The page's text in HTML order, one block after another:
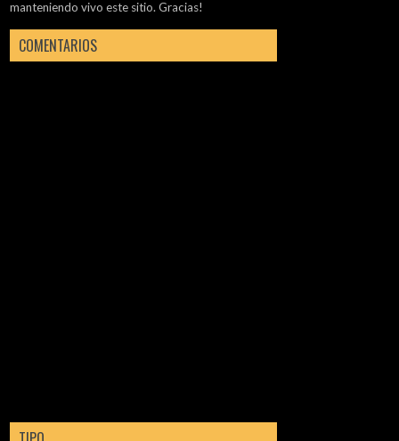
manteniendo vivo este sitio. Gracias!
COMENTARIOS